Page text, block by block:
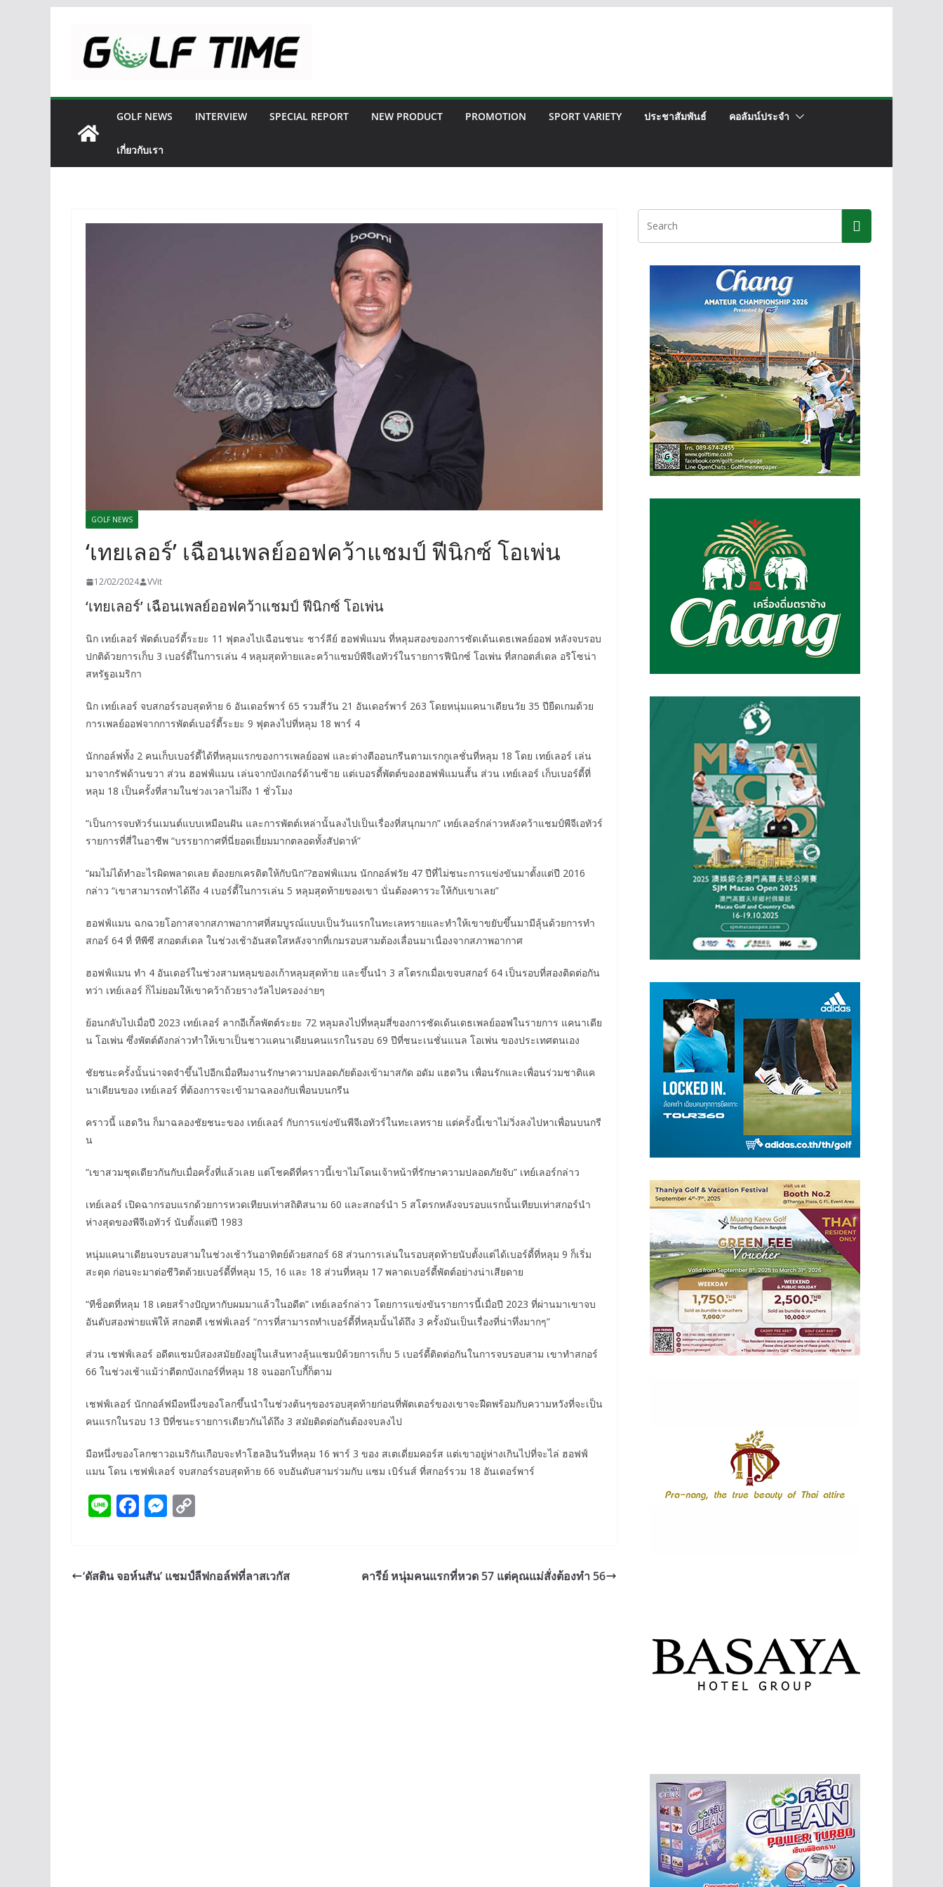
content
GOLF NEWS INTERVIEW SPECIAL REPORT NEW PRODUCT PROMOTION SPORT VARIETY ประชาสัมพันธ์ คอลัมน์ประจำ
เกี่ยวกับเรา
GOLF NEWS
‘เทยเลอร์’ เฉือนเพลย์ออฟคว้าแชมป์ ฟีนิกซ์ โอเพ่น
12/02/2024 VVit
‘เทยเลอร์’ เฉือนเพลย์ออฟคว้าแชมป์ ฟีนิกซ์ โอเพ่น
นิก เทย์เลอร์ พัตต์เบอร์ดี้ระยะ 11 ฟุตลงไปเฉือนชนะ ชาร์ลีย์ ฮอฟฟ์แมน ที่หลุมสองของการซัดเด้นเดธเพลย์ออฟ หลังจบรอบ
ปกติด้วยการเก็บ 3 เบอร์ดี้ในการเล่น 4 หลุมสุดท้ายและคว้าแชมป์พีจีเอทัวร์ในรายการฟีนิกซ์ โอเพ่น ที่สกอตส์เดล อริโซน่า
สหรัฐอเมริกา
นิก เทย์เลอร์ จบสกอร์รอบสุดท้าย 6 อันเดอร์พาร์ 65 รวมสี่วัน 21 อันเดอร์พาร์ 263 โดยหนุ่มแคนาเดียนวัย 35 ปียืดเกมด้วย
การเพลย์ออฟจากการพัตต์เบอร์ดี้ระยะ 9 ฟุตลงไปที่หลุม 18 พาร์ 4
นักกอล์ฟทั้ง 2 คนเก็บเบอร์ดี้ได้ที่หลุมแรกของการเพลย์ออฟ และต่างตีออนกรีนตามเรกกูเลชั่นที่หลุม 18 โดย เทย์เลอร์ เล่น
มาจากรัฟด้านขวา ส่วน ฮอฟฟ์แมน เล่นจากบังเกอร์ด้านซ้าย แต่เบอรดี้พัตต์ของฮอฟฟ์แมนสั้น ส่วน เทย์เลอร์ เก็บเบอร์ดี้ที่
หลุม 18 เป็นครั้งที่สามในช่วงเวลาไม่ถึง 1 ชั่วโมง
“เป็นการจบทัวร์นเมนต์แบบเหมือนฝัน และการพัตต์เหล่านั้นลงไปเป็นเรื่องที่สนุกมาก” เทย์เลอร์กล่าวหลังคว้าแชมป์พีจีเอทัวร์
รายการที่สี่ในอาชีพ “บรรยากาศที่นี่ยอดเยี่ยมมากตลอดทั้งสัปดาห์”
“ผมไม่ได้ทำอะไรผิดพลาดเลย ต้องยกเครดิตให้กับนิก”?ฮอฟฟ์แมน นักกอล์ฟวัย 47 ปีที่ไม่ชนะการแข่งขันมาตั้งแต่ปี 2016
กล่าว “เขาสามารถทำได้ถึง 4 เบอร์ดี้ในการเล่น 5 หลุมสุดท้ายของเขา นั่นต้องคารวะให้กับเขาเลย”
ฮอฟฟ์แมน ฉกฉวยโอกาสจากสภาพอากาศที่สมบูรณ์แบบเป็นวันแรกในทะเลทรายและทำให้เขาขยับขึ้นมามีลุ้นด้วยการทำ
สกอร์ 64 ที่ ทีพีซี สกอตส์เดล ในช่วงเช้าอันสดใสหลังจากที่เกมรอบสามต้องเลื่อนมาเนื่องจากสภาพอากาศ
ฮอฟฟ์แมน ทำ 4 อันเดอร์ในช่วงสามหลุมของเก้าหลุมสุดท้าย และขึ้นนำ 3 สโตรกเมื่อเขจบสกอร์ 64 เป็นรอบที่สองติดต่อกัน
ทว่า เทย์เลอร์ ก็ไม่ยอมให้เขาคว้าถ้วยรางวัลไปครองง่ายๆ
ย้อนกลับไปเมื่อปี 2023 เทย์เลอร์ ลากอีเกิ้ลพัตต์ระยะ 72 หลุมลงไปที่หลุมสี่ของการซัดเด้นเดธเพลย์ออฟในรายการ แคนาเดีย
น โอเพ่น ซึ่งพัตต์ดังกล่าวทำให้เขาเป็นชาวแคนาเดียนคนแรกในรอบ 69 ปีที่ชนะเนชั่นแนล โอเพ่น ของประเทศตนเอง
ชัยชนะครั้งนั้นน่าจดจำขึ้นไปอีกเมื่อทีมงานรักษาความปลอดภัยต้องเข้ามาสกัด อดัม แฮดวิน เพื่อนรักและเพื่อนร่วมชาติแค
นาเดียนของ เทย์เลอร์ ที่ต้องการจะเข้ามาฉลองกับเพื่อนบนกรีน
คราวนี้ แฮดวิน ก็มาฉลองชัยชนะของ เทย์เลอร์ กับการแข่งขันพีจีเอทัวร์ในทะเลทราย แต่ครั้งนี้เขาไม่วิ่งลงไปหาเพื่อนบนกรี
น
“เขาสวมชุดเดียวกันกับเมื่อครั้งที่แล้วเลย แต่โชคดีที่คราวนี้เขาไม่โดนเจ้าหน้าที่รักษาความปลอดภัยจับ” เทย์เลอร์กล่าว
เทย์เลอร์ เปิดฉากรอบแรกด้วยการหวดเทียบเท่าสถิติสนาม 60 และสกอร์นำ 5 สโตรกหลังจบรอบแรกนั้นเทียบเท่าสกอร์นำ
ห่างสุดของพีจีเอทัวร์ นับตั้งแต่ปี 1983
หนุ่มแคนาเดียนจบรอบสามในช่วงเช้าวันอาทิตย์ด้วยสกอร์ 68 ส่วนการเล่นในรอบสุดท้ายนับตั้งแต่ได้เบอร์ดี้ที่หลุม 9 ก็เริ่ม
สะดุด ก่อนจะมาต่อชีวิตด้วยเบอร์ดี้ที่หลุม 15, 16 และ 18 ส่วนที่หลุม 17 พลาดเบอร์ดี้พัตต์อย่างน่าเสียดาย
“ทีช็อตที่หลุม 18 เคยสร้างปัญหากับผมมาแล้วในอดีต” เทย์เลอร์กล่าว โดยการแข่งขันรายการนี้เมื่อปี 2023 ที่ผ่านมาเขาจบ
อันดับสองพ่ายแพ้ให้ สกอตตี เชฟฟ์เลอร์ “การที่สามารถทำเบอร์ดี้ที่หลุมนั้นได้ถึง 3 ครั้งมันเป็นเรื่องที่น่าทึ่งมากๆ”
ส่วน เชฟฟ์เลอร์ อดีตแชมป์สองสมัยยังอยู่ในเส้นทางลุ้นแชมป์ด้วยการเก็บ 5 เบอร์ดี้ติดต่อกันในการจบรอบสาม เขาทำสกอร์
66 ในช่วงเช้าแม้ว่าตีตกบังเกอร์ที่หลุม 18 จนออกโบกี้ก็ตาม
เชฟฟ์เลอร์ นักกอล์ฟมือหนึ่งของโลกขึ้นนำในช่วงต้นๆของรอบสุดท้ายก่อนที่พัตเตอร์ของเขาจะฝืดพร้อมกับความหวังที่จะเป็น
คนแรกในรอบ 13 ปีที่ชนะรายการเดียวกันได้ถึง 3 สมัยติดต่อกันต้องจบลงไป
มือหนึ่งของโลกชาวอเมริกันเกือบจะทำโฮลอินวันที่หลุม 16 พาร์ 3 ของ สเตเดี่ยมคอร์ส แต่เขาอยู่ห่างเกินไปที่จะไล่ ฮอฟฟ์
แมน โดน เชฟฟ์เลอร์ จบสกอร์รอบสุดท้าย 66 จบอันดับสามร่วมกับ แซม เบิร์นส์ ที่สกอร์รวม 18 อันเดอร์พาร์
Li F
b
M
e y
‘ดัสติน จอห์นสัน’ แชมป์ลีฟกอล์ฟที่ลาสเวกัส คารีย์ หนุ่มคนแรกที่หวด 57 แต่คุณแม่สั่งต้องทำ 56